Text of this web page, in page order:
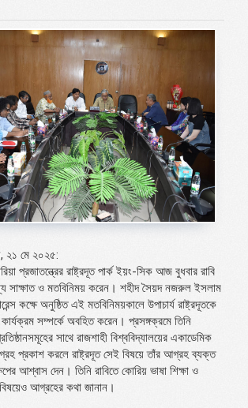
২১ মে ২০২৫:
প্রজাতন্ত্রের রাষ্ট্রদূত পার্ক ইয়ং-সিক আজ বুধবার রাবি
সাক্ষাত ও মতবিনিময় করেন। শহীদ সৈয়দ নজরুল ইসলাম
কক্ষে অনুষ্ঠিত এই মতবিনিময়কালে উপাচার্য রাষ্ট্রদূতকে
কার্যক্রম সম্পর্কে অবহিত করেন। প্রসঙ্গক্রমে তিনি
সাথে রাজশাহী বিশ্ববিদ্যালয়ের একাডেমিক
প্রকাশ করলে রাষ্ট্রদূত সেই বিষয়ে তাঁর আগ্রহ ব্যক্ত
আশ্বাস দেন। তিনি রাবিতে কোরিয় ভাষা শিক্ষা ও
আগ্রহের কথা জানান।